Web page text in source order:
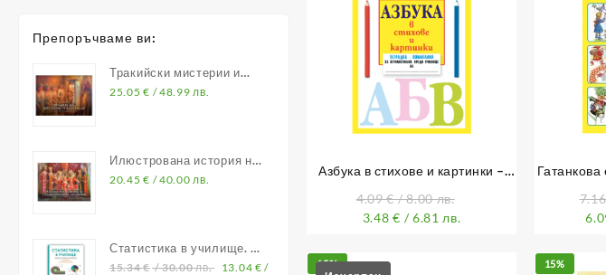
Препоръчваме ви:
Тракийски мистерии и
владетели
25.05€ / 48.99 лв.
Илюстрована история на
Средновековна България
20.45€ / 40.00 лв.
Статистика в училище. В
помощ на учителите по
15.34€/ 30.00 лв. 13.04 € /
Азбука в стихове и картинки –
4.09€/ 8.00 лв.
3.48€ / 6.81 лв.
Гатанкова
15% 15%